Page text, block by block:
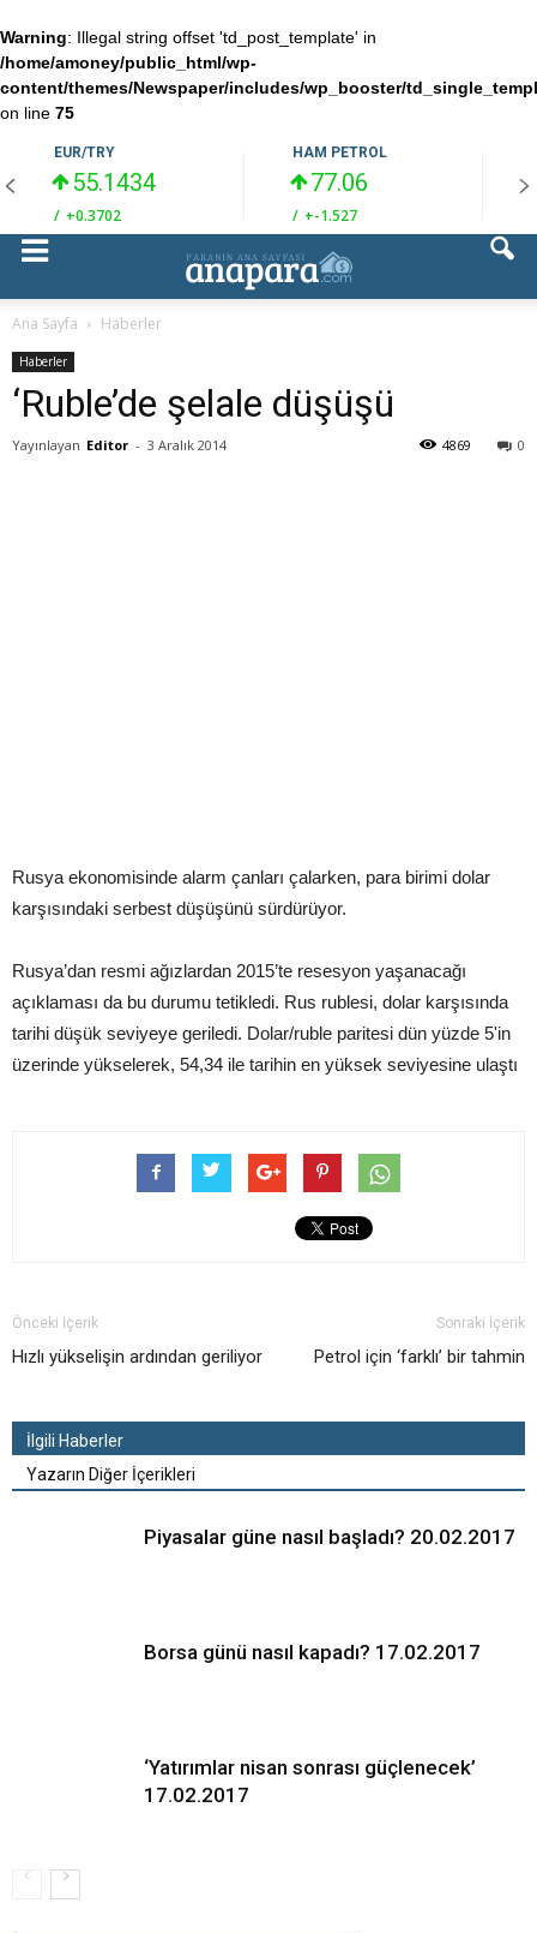
Warning: Illegal string offset 'td_post_template' in
/home/amoney/public_html/wp-
content/themes/Newspaper/includes/wp_booster/
on line 75
EUR/TRY
55.1434
/ +0.3702
HAM PETROL
77.06
/ +-1.527
Ana Sayfa Haberler
Haberler
‘Ruble’de şelale düşüşü
Yayınlayan Editor - 3 Aralık 2014 0
4869
Rusya ekonomisinde alarm çanları çalarken, para birimi dolar
karşısındaki serbest düşüşünü sürdürüyor.
Rusya’dan resmi ağızlardan 2015’te resesyon yaşanacağı
açıklaması da bu durumu tetikledi. Rus rublesi, dolar karşısında
tarihi düşük seviyeye geriledi. Dolar/ruble paritesi dün yüzde 5'in
üzerinde yükselerek, 54,34 ile tarihin en yüksek seviyesine ulaştı
Önceki İçerik
Hızlı yükselişin ardından geriliyor
Sonraki İçerik
Petrol için ‘farklı’ bir tahmin
İlgili Haberler
Yazarın Diğer İçerikleri
Piyasalar güne nasıl başladı? 20.02.2017
Borsa günü nasıl kapadı? 17.02.2017
‘Yatırımlar nisan sonrası güçlenecek’
17.02.2017